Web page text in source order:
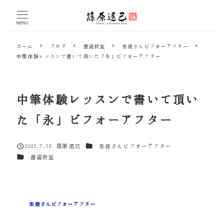
MENU
ホーム ブログ 書道教室
生徒さんビフォーアフター
中筆体験レッスンで書いて頂いた「永」ビフォーアフター
中筆体験レッスンで書いて頂い
た「永」ビフォーアフター
投稿日
2022.7.15
篠原遙己 カテゴリー生徒さんビフォーアフター
カテゴリー
書道教室
生徒さんビフォーアフター